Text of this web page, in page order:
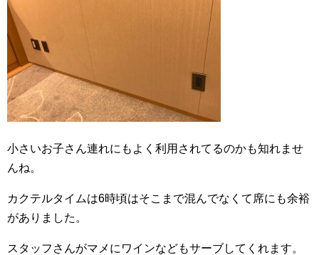
小さいお子さん連れにもよく利用されてるのかも知れませ
んね。
カクテルタイムは6時頃はそこまで混んでなくて席にも余裕
がありました。
スタッフさんがマメにワインなどもサーブしてくれます。